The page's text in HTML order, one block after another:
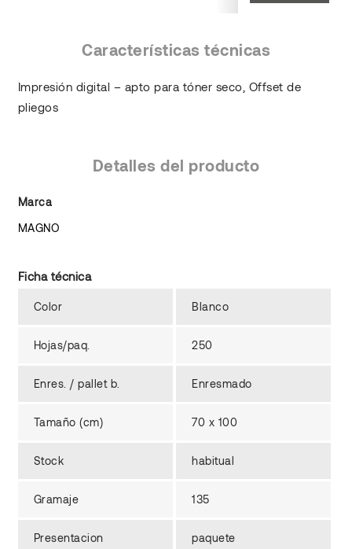
Características técnicas
Impresión digital – apto para tóner seco, Offset de
pliegos
Detalles del producto
Marca
MAGNO
Ficha técnica
Color Blanco
Hojas/paq. 250
Enres. / pallet b. Enresmado
Tamaño (cm) 70 x 100
Stock habitual
Gramaje 135
Presentacion paquete